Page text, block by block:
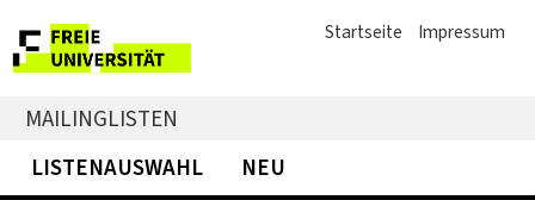
Startseite Impressum
MAILINGLISTEN
LISTENAUSWAHL
NEU